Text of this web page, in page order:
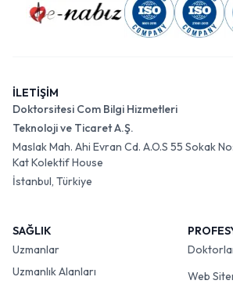
İLETİŞİM
Doktorsitesi Com Bilgi Hizmetleri
Teknoloji ve Ticaret A.Ş.
Maslak Mah. Ahi Evran Cd. A.O.S 55 Sokak
Kat Kolektif House
İstanbul, Türkiye
SAĞLIK
Uzmanlar
Uzmanlık Alanları
Web